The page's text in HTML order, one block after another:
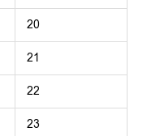
20
21
22
23